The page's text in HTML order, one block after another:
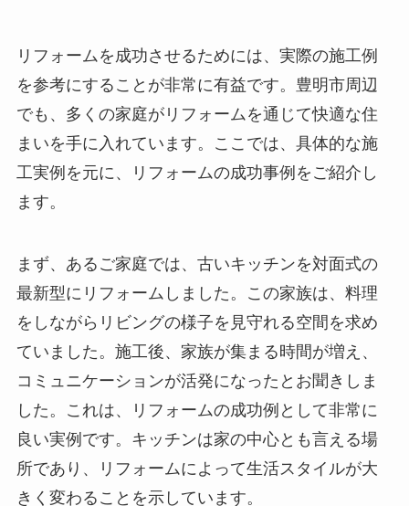
リフォームを成功させるためには、実際の施工例
を参考にすることが非常に有益です。豊明市周辺
でも、多くの家庭がリフォームを通じて快適な住
まいを手に入れています。ここでは、具体的な施
工実例を元に、リフォームの成功事例をご紹介し
ます。
まず、あるご家庭では、古いキッチンを対面式の
最新型にリフォームしました。この家族は、料理
をしながらリビングの様子を見守れる空間を求め
ていました。施工後、家族が集まる時間が増え、
コミュニケーションが活発になったとお聞きしま
した。これは、リフォームの成功例として非常に
良い実例です。キッチンは家の中心とも言える場
所であり、リフォームによって生活スタイルが大
きく変わることを示しています。